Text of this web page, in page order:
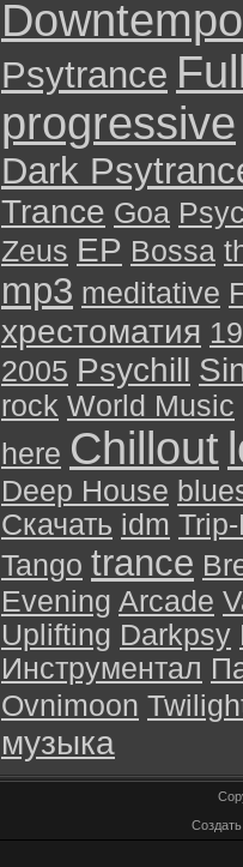
Downtempo
Psytrance
progressive
Dark
Trance Goa
Zeus EP Bossa
mp3 meditative
хрестоматия
2005 Psychill
rock World Music
here Chillout
Deep House
Скачать idm
Tango trance
Evening Arcade
Uplifting Darkpsy
Инструментал
Ovnimoon
музыка